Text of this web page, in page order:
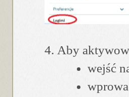
Aby
wejść